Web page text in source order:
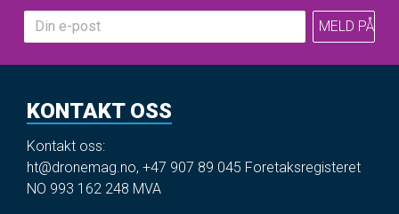
KONTAKT OSS
Kontakt oss:
ht@dronemag.no, +47 907 89 045 Foretaksregisteret
NO 993 162 248 MVA